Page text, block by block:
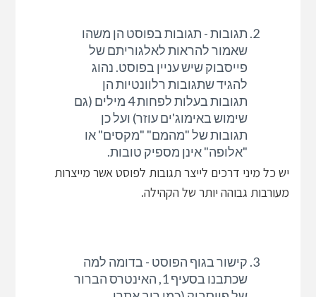
תגובות - תגובות בפוסט הן משהו
שאמור להראות לאלגוריתם של
פייסבוק שיש עניין בפוסט. נהוג
להגיד שתגובות רלוונטיות הן
תגובות בעלות לפחות 4 מילים (גם
שימוש באימוג'ים עוזר) ועל כן
תגובות של "מהמם" "מקסים" או
"אלופה" אינן מספיק טובות.
יש כל מיני דרכים לייצר תגובות לפוסט אשר מייצרות
מעורבות גבוהה יותר של הקהילה.
קישור בגוף הפוסט - בדומה למה
שכתבנו בסעיף 1, האינטרס הברור